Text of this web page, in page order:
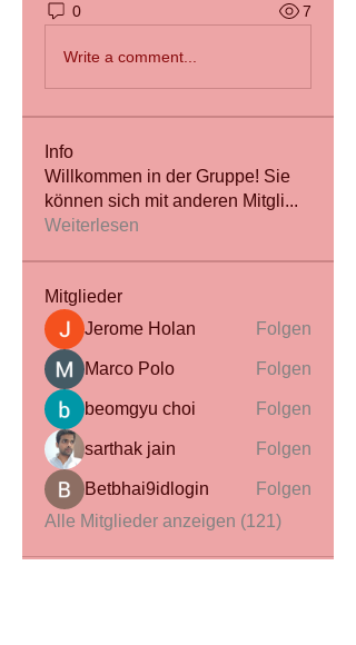
0 7
Write a comment...
Info
Willkommen in der Gruppe! Sie
können sich mit anderen Mitgli...
Weiterlesen
Mitglieder
Jerome Holan
Folgen
Marco Polo Folgen
beomgyu choi Folgen
sarthak jain Folgen
Betbhai9idlogin
Folgen
Alle Mitglieder anzeigen (121)